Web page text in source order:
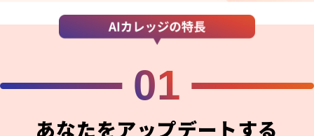
01
あなたをアップデートする